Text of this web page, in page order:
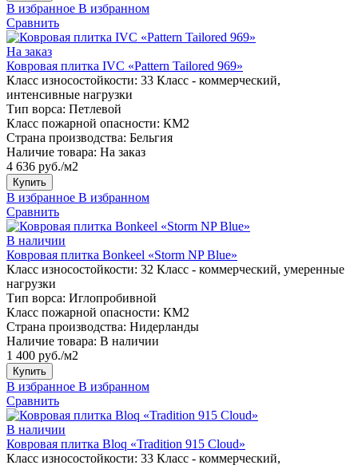
В избранное В избранном
Сравнить
На заказ
Ковровая плитка IVC «Pattern Tailored 969»
Класс износостойкости: 33 Класс - коммерческий,
интенсивные нагрузки
Тип ворса: Петлевой
Класс пожарной опасности: КМ2
Страна производства: Бельгия
Наличие товара: На заказ
4 636 руб./м2
Купить
В избранное В избранном
Сравнить
В наличии
Ковровая плитка Bonkeel «Storm NP Blue»
Класс износостойкости: 32 Класс - коммерческий, умеренные
нагрузки
Тип ворса: Иглопробивной
Класс пожарной опасности: КМ2
Страна производства: Нидерланды
Наличие товара: В наличии
1 400 руб./м2
Купить
В избранное В избранном
Сравнить
В наличии
Ковровая плитка Bloq «Tradition 915 Cloud»
Класс износостойкости: 33 Класс - коммерческий,